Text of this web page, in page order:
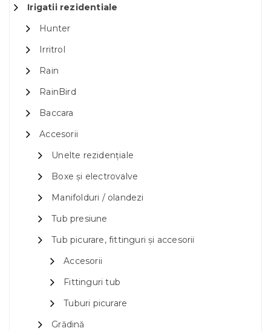
Irigatii rezidentiale
Hunter
Irritrol
Rain
RainBird
Baccara
Accesorii
Unelte rezidențiale
Boxe și electrovalve
Manifolduri / olandezi
Tub presiune
Tub picurare, fittinguri și accesorii
Accesorii
Fittinguri tub
Tuburi picurare
Grădină